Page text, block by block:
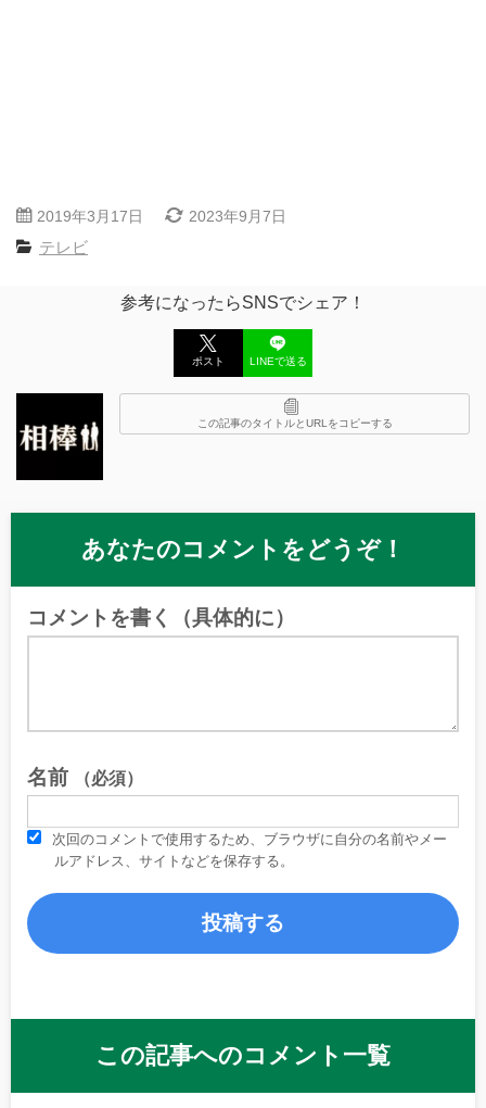
2019年3月17日 2023年9月7日
テレビ
参考になったらSNSでシェア！
ポスト LINEで送る
この記事のタイトルとURLをコピーする
あなたのコメントをどうぞ！
コメントを書く（具体的に）
名前 （必須）
次回のコメントで使用するため、ブラウザに自分の名前やメー
ルアドレス、サイトなどを保存する。
この記事へのコメント一覧